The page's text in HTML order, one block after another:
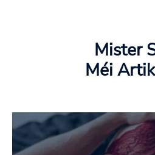
Mister
Méi